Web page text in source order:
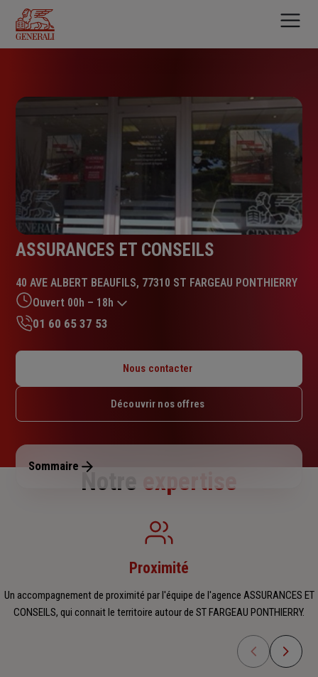
contenu
principal
ASSURANCES ET CONSEILS
40 AVE ALBERT BEAUFILS, 77310 ST FARGEAU PONTHIERRY
Ouvert 00h – 18h
Mardi : 09h30 – 12h30 / 14h – 18h
Jeudi : 10h – 12h30 / 14h – 18h
Dimanche : Fermé
01 60 65 37 53
Nous contacter
Découvrir nos offres
Sommaire
Notre expertise
Proximité
Un accompagnement de proximité par l'équipe de l'agence ASSURANCES ET
CONSEILS, qui connait le territoire autour de ST FARGEAU PONTHIERRY.